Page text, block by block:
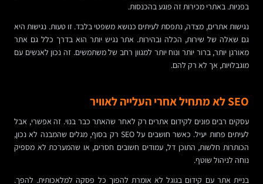
בפניות. באתרי מכירות זה פוגע בהכנסות.
נגישות אתרים, מצדה, נתפסת לעיתים כנושא משפטי בלבד. זו טעות. נגישות היא
גם שאלה של שירות, הכלה ובהירות. אתר נגיש יותר הוא בדרך כלל גם אתר
מאורגן יותר, ברור יותר ונוח יותר למגוון רחב של משתמשים. זה נכון לאנשים עם
מוגבלויות, אך לא רק להם.
SEO לא מתחיל אחרי העלייה לאוויר
עסקים רבים פונים לקידום אתרים רק לאחר שהאתר כבר בנוי. זה אפשרי, אבל
לעיתים פחות יעיל. כאשר חושבים על SEO רק בסוף, מגלים שהמבנה לא נכון,
הכותרות חלשות, התוכן דל, עמודים חשובים חסרים, או שהמערכת לא מספיק
נוחה לניהול שוטף.
בניית אתר עם קידום בגוגל לא אומרת להפוך כל פסקה למלאכותית. להפך.